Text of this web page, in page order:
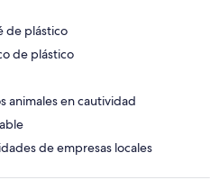
de plástico
de plástico
animales en cautividad
de empresas locales